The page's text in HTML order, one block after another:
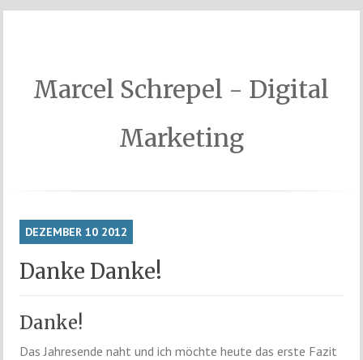
Marcel Schrepel - Digital
Marketing
DEZEMBER10 2012
Danke Danke!
Danke!
Das Jahresende naht und ich möchte heute das erste Fazit